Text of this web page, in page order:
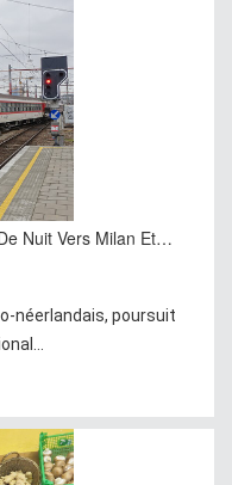
Nuit Vers Milan Et…
néerlandais, poursuit